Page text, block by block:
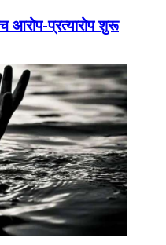
आरोप-प्रत्यारोप शुरू